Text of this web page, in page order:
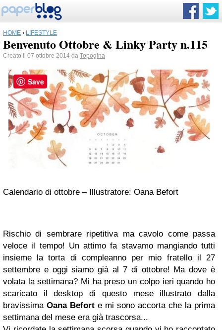
HOME › LIFESTYLE
Benvenuto Ottobre & Linky Party n.115
Creato il 07 ottobre 2014 da Topogina
Calendario di ottobre – Illustratore: Oana Befort
Rischio di sembrare ripetitiva ma cavolo come passa
veloce il tempo! Un attimo fa stavamo mangiando tutti
insieme la torta di compleanno per mio fratello il 27
settembre e oggi siamo già al 7 di ottobre! Ma dove è
volata la settimana? Mi ha preso un colpo ieri quando ho
scaricato il desktop di questo mese illustrato dalla
bravissima Oana Befort e mi sono accorta che la prima
settimana del mese era già trascorsa...
Save